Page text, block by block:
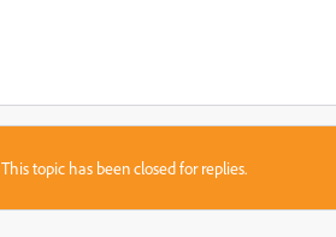
This topic has been closed for replies.